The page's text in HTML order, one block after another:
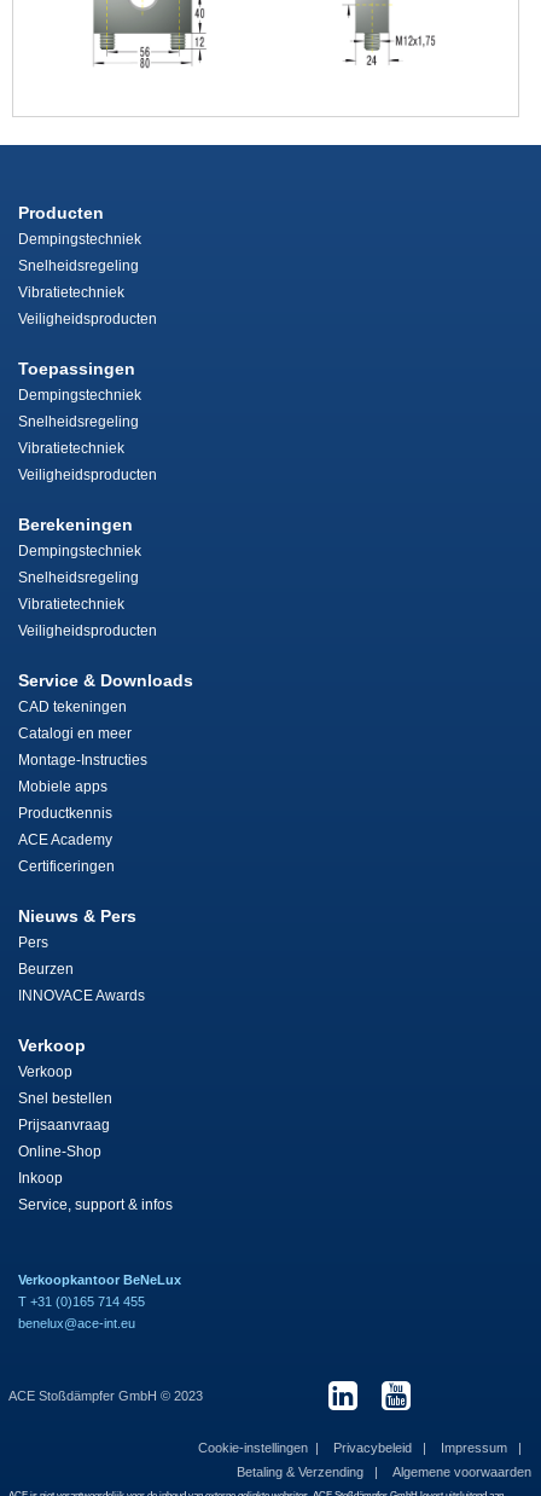
Producten
Dempingstechniek
Snelheidsregeling
Vibratietechniek
Veiligheidsproducten
Toepassingen
Dempingstechniek
Snelheidsregeling
Vibratietechniek
Veiligheidsproducten
Berekeningen
Dempingstechniek
Snelheidsregeling
Vibratietechniek
Veiligheidsproducten
Service & Downloads
CAD tekeningen
Catalogi en meer
Montage-Instructies
Mobiele apps
Productkennis
ACE Academy
Certificeringen
Nieuws & Pers
Pers
Beurzen
INNOVACE Awards
Verkoop
Verkoop
Snel bestellen
Prijsaanvraag
Online-Shop
Inkoop
Service, support & infos
Verkoopkantoor BeNeLux
T +31 (0)165 714 455
benelux@ace-int.eu
ACE Stoßdämpfer GmbH © 2023
Cookie-instellingen Privacybeleid
Impressum
Betaling & Verzending
Algemene voorwaarden